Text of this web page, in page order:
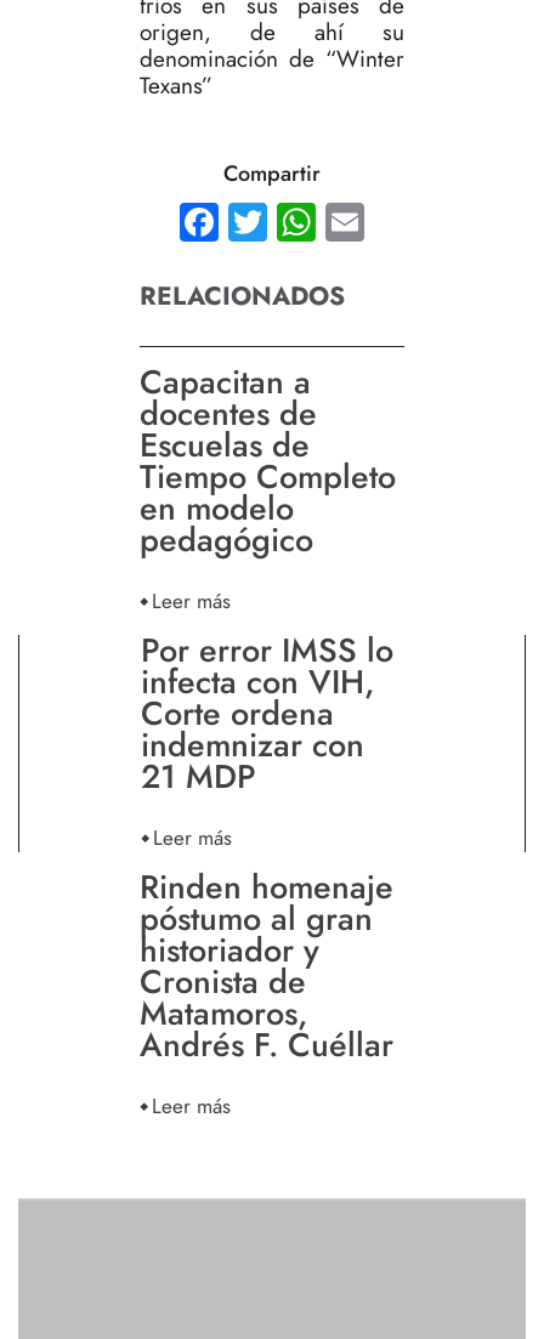
origen, de ahí su
denominación de “Winter
Texans”
Compartir
Facebook
TwitterWhatsApp
RELACIONADOS
Capacitan a
docentes de
Escuelas de
Tiempo Completo
en modelo
pedagógico
Leer más
Por error IMSS lo
infecta con VIH,
Corte ordena
indemnizar con
21 MDP
Leer más
Rinden homenaje
póstumo al gran
historiador y
Cronista de
Matamoros,
Andrés F. Cuéllar
Leer más